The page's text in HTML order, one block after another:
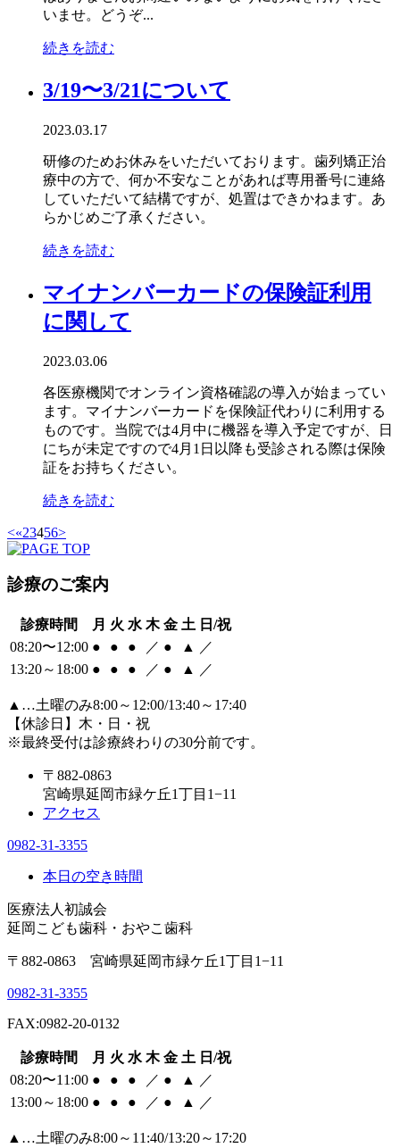
いませ。どうぞ...
続きを読む
3/19〜3/21について
2023.03.17
研修のためお休みをいただいております。歯列矯正治
療中の方で、何か不安なことがあれば専用番号に連絡
していただいて結構ですが、処置はできかねます。あ
らかじめご了承ください。
続きを読む
マイナンバーカードの保険証利用
に関して
2023.03.06
各医療機関でオンライン資格確認の導入が始まってい
ます。マイナンバーカードを保険証代わりに利用する
ものです。当院では4月中に機器を導入予定ですが、日
にちが未定ですので4月1日以降も受診される際は保険
証をお持ちください。
続きを読む
<«23456>
診療のご案内
診療時間 月 火 水 木 金 土 日/祝
08:20〜12:00 ● ● ● ／ ● ▲
／
13:20～18:00 ● ● ● ／ ● ▲ ／
▲ …土曜のみ8:00～12:00/13:40～17:40
【休診日】木・日・祝
※最終受付は診療終わりの30分前です。
〒882-0863
宮崎県延岡市緑ケ丘1丁目1−11
アクセス
0982-31-3355
本日の空き時間
医療法人初誠会
延岡こども歯科・おやこ歯科
〒882-0863 宮崎県延岡市緑ケ丘1丁目1−11
0982-31-3355
FAX:0982-20-0132
診療時間 月 火 水 木 金 土 日/祝
08:20〜11:00 ● ● ● ／ ● ▲
／
13:00～18:00 ● ● ● ／ ● ▲ ／
▲ …土曜のみ8:00～11:40/13:20～17:20